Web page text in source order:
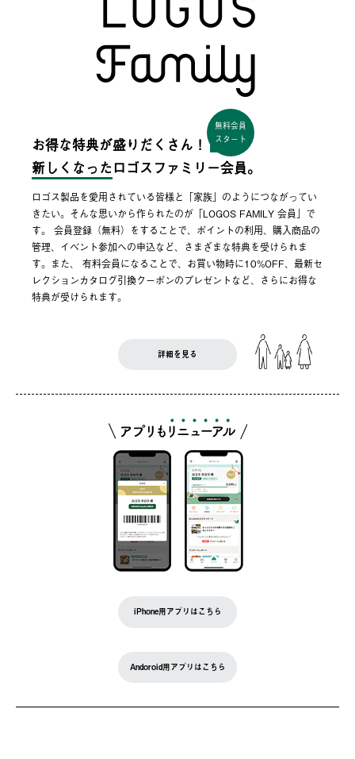
お得な特典が盛りだくさん！
無料会員
スタート
新しくなった ロゴスファミリー会員。
ロゴス製品を愛用されている皆様と「家族」のようにつながってい
きたい。そんな思いから作られたのが「LOGOS FAMILY 会員」で
す。 会員登録（無料）をすることで、ポイントの利用、購入商品の
管理、イベント参加への申込など、さまざまな特典を受けられま
す。また、 有料会員になることで、お買い物時に10%OFF、最新セ
レクションカタログ引換クーポンのプレゼントなど、さらにお得な
特典が受けられます。
詳細を見る
iPhone用アプリはこちら
Andoroid用アプリはこちら